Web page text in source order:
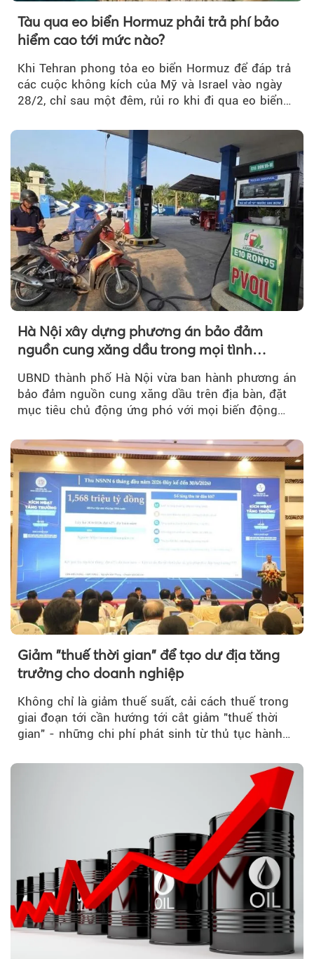
Tàu qua eo biển Hormuz phải trả phí bảo
hiểm cao tới mức nào?
Khi Tehran phong tỏa eo biển Hormuz để đáp trả
các cuộc không kích của Mỹ và Israel vào ngày
28/2, chỉ sau một đêm, rủi ro khi đi qua eo biển
theo.
Hà Nội xây dựng phương án bảo đảm
nguồn cung xăng dầu trong mọi tình
UBND thành phố Hà Nội vừa ban hành phương án
bảo đảm nguồn cung xăng dầu trên địa bàn, đặt
mục tiêu chủ động ứng phó với mọi biến động
Giảm "thuế thời gian" để tạo dư địa tăng
trưởng cho doanh nghiệp
Không chỉ là giảm thuế suất, cải cách thuế trong
giai đoạn tới cần hướng tới cắt giảm "thuế thời
gian" - những chi phí phát sinh từ thủ tục hành